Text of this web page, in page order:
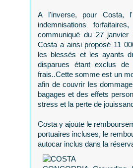
A l'inverse, pour Costa,
indemnisations
communiqué du 27
Costa a ainsi proposé 11
les blessés et les ayants
disparues étant exclus
frais..Cette somme est un
afin de couvrir les
bagages et des effets
stress et la perte de
Costa y ajoute le
portuaires incluses, le
autocar inclus dans la